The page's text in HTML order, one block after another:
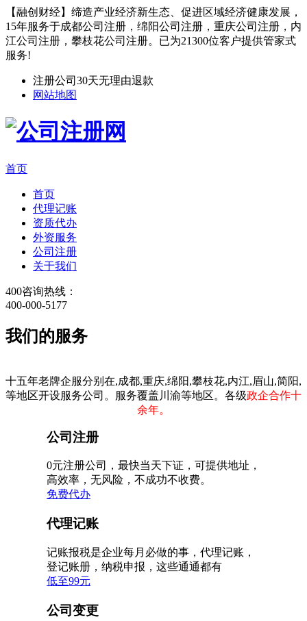
【融创财经】缔造产业经济新生态、促进区域经济健康发展，
15年服务于成都公司注册，绵阳公司注册，重庆公司注册，内
江公司注册，攀枝花公司注册。已为21300位客户提供管家式
服务!
注册公司30天无理由退款
网站地图
首页
首页
代理记账
资质代办
外资服务
公司注册
关于我们
400咨询热线：
400-000-5177
我们的服务
十五年老牌企服分别在,成都,重庆,绵阳,攀枝花,内江,眉山,简阳,
等地区开设服务公司。服务覆盖川渝等地区。各级政企合作十
余年。
公司注册
0元注册公司，最快当天下证，可提供地址，
高效率，无风险，不成功不收费。
免费代办
代理记账
记账报税是企业每月必做的事，代理记账，
登记账册，纳税申报，这些通通都有
低至99元
公司变更